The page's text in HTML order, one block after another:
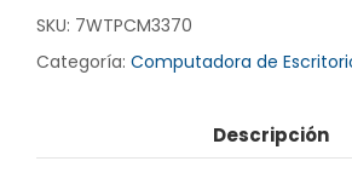
SKU: 7WTPCM3370
Categoría: Computadora de
Descripción